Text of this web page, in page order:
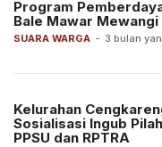
SUARA WARGA - 3 bulan
Program
Bale Mawar Mewangi
Kelurahan
Sosialisasi Ingub
PPSU dan RPTRA